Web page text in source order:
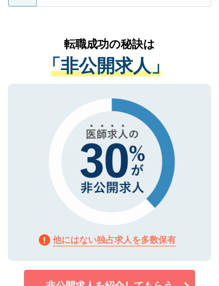
ているすべての個人データはご本人の許可
は、個人情報の取り扱いについての厳密な
管理基準を満たした事業者のみに付与され
る、プライバシーマークを取得済みです。
で、機密保持に関してもご安心ください。
かがいして、現在の医療機関の状況や紹介
経験をまじえながら、適切なアドバイスを
させていただきます。すぐにご転職をされ
ない方には、長期的なサポートが可能です
ので、まずはご登録ください。
転職成功の秘訣は
「非公開求人」
他にはない独占求人を多数保有